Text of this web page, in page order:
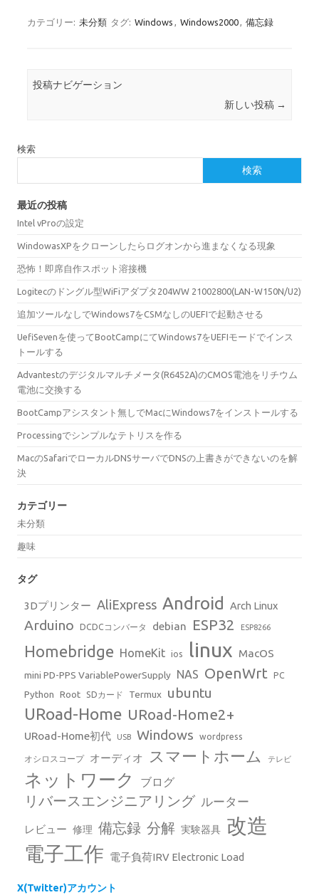
カテゴリー: 未分類 タグ: Windows Windows2000 備忘録
投稿ナビゲーション
新しい投稿 →
検索
検索
最近の投稿
Intel vProの設定
WindowasXPをクローンしたらログオンから進まなくなる現象
恐怖！即席自作スポット溶接機
Logitecのドングル型WiFiアダプタ204WW 21002800(LAN-W150N/U2)
追加ツールなしでWindows7をCSMなしのUEFIで起動させる
UefiSevenを使ってBootCampにてWindows7をUEFIモードでインス
トールする
Advantestのデジタルマルチメータ(R6452A)のCMOS電池をリチウム
電池に交換する
BootCampアシスタント無しでMacにWindows7をインストールする
Processingでシンプルなテトリスを作る
MacのSafariでローカルDNSサーバでDNSの上書きができないのを解
決
カテゴリー
未分類
趣味
タグ
3Dプリンター AliExpress Android Arch Linux
Arduino DCDCコンバータ debian ESP32 ESP8266
Homebridge HomeKit ios linux MacOS
mini PD-PPS VariablePowerSupply NAS OpenWrt PC
Python Root SDカード Termux ubuntu
URoad-Home URoad-Home2+
URoad-Home初代 USB Windows wordpress
オシロスコープ オーディオ スマートホーム テレビ
ネットワーク ブログ
リバースエンジニアリング ルーター
レビュー 修理 備忘録 分解 実験器具 改造
電子工作 電子負荷IRV Electronic Load
X(Twitter)アカウント